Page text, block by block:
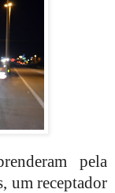
pela
um receptador